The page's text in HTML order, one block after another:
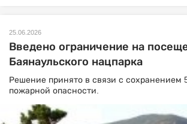
25.06.2026
Введено ограничение на
Баянаульского нацпарка
Решение принято в связи с сохранением
пожарной опасности.